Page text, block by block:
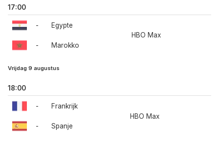
17:00
-
-
Egypte
Marokko
HBO Max
Vrijdag 9 augustus
18:00
-
-
Frankrijk
Spanje
HBO Max